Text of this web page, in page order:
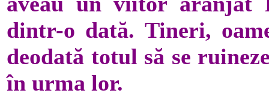
dintr-o dată. Tineri,
deodată totul să se
în urma lor.